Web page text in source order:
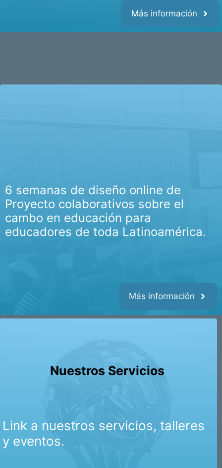
Más información
6 semanas de diseño online de
Proyecto colaborativos sobre el
cambo en educación para
educadores de toda Latinoamérica.
Más información
Nuestros Servicios
Link a nuestros servicios, talleres
y eventos.